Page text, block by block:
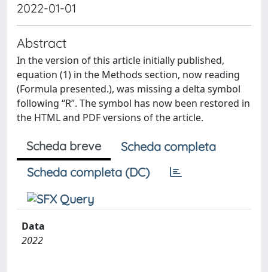
2022-01-01
Abstract
In the version of this article initially published,
equation (1) in the Methods section, now reading
(Formula presented.), was missing a delta symbol
following “R”. The symbol has now been restored in
the HTML and PDF versions of the article.
Scheda breve
Scheda completa
Scheda completa (DC)
Data
2022